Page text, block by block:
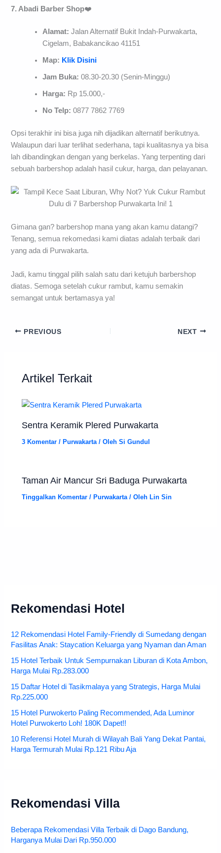
7. Abadi Barber Shop❤️
Alamat: Jalan Alternatif Bukit Indah-Purwakarta,
Cigelam, Babakancikao 41151
Map: Klik Disini
Jam Buka: 08.30-20.30 (Senin-Minggu)
Harga: Rp 15.000,-
No Telp: 0877 7862 7769
Opsi terakhir ini bisa juga nih dijadikan alternatif berikutnya.
Walaupun dari luar terlihat sederhana, tapi kualitasnya ya bisa
lah dibandingkan dengan yang berkelas. Yang terpenting dari
sebuah barbershop adalah hasil cukur, harga, dan pelayanan.
Gimana gan? barbershop mana yang akan kamu datangi?
Tenang, semua rekomedasi kami diatas adalah terbaik dari
yang ada di Purwakarta.
Jadi, kamu tinggal pilih salah satu dari ketujuh barbershop
diatas. Semoga setelah cukur rambut, kamu semakin
semangat untuk bertamasya ya!
PREVIOUS NEXT
Artikel Terkait
Sentra Keramik Plered Purwakarta
3 Komentar /Purwakarta / OlehSi Gundul
Taman Air Mancur Sri Baduga Purwakarta
Tinggalkan Komentar /Purwakarta / OlehLin Sin
Rekomendasi Hotel
12 Rekomendasi Hotel Family-Friendly di Sumedang dengan
Fasilitas Anak: Staycation Keluarga yang Nyaman dan Aman
15 Hotel Terbaik Untuk Sempurnakan Liburan di Kota Ambon,
Harga Mulai Rp.283.000
15 Daftar Hotel di Tasikmalaya yang Strategis, Harga Mulai
Rp.225.000
15 Hotel Purwokerto Paling Recommended, Ada Luminor
Hotel Purwokerto Loh! 180K Dapet!!
10 Referensi Hotel Murah di Wilayah Bali Yang Dekat Pantai,
Harga Termurah Mulai Rp.121 Ribu Aja
Rekomendasi Villa
Beberapa Rekomendasi Villa Terbaik di Dago Bandung,
Harganya Mulai Dari Rp.950.000